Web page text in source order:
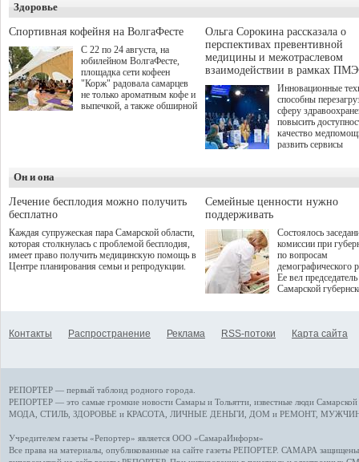
а сам он
Здоровье
Спортивная кофейня на ВолгаФесте
С 22 по 24 августа, на
юбилейном ВолгаФесте,
площадка сети кофеен
"Корж" радовала самарцев
не только ароматным кофе и
выпечкой, а также обширной
Ольга Сорокина рассказала о
перспективах превентивной
медицины и межотраслевом
взаимодействии в рамках
Инновационные
способны
сферу
повысить
качество
развить сервисы
определенными
К ним можно
возникающие при
данными
более динамичного
проникновения
сегмент
отраслевое
рассказала Ольга
ходе сессии
качества жизни" в
ПМЭФ 2025. В
РФ Михаил
представители
Он и она
Лечение бесплодия можно получить
бесплатно
Каждая супружеская пара Самарской области,
которая столкнулась с проблемой бесплодия,
имеет право получить медицинскую помощь в
Центре планирования семьи и репродукции.
Семейные ценности нужно
поддерживать
Состоялось
комиссии при
по вопросам
демографического
Ее вел председатель
Самарской
Контакты Распространение Реклама RSS-потоки Карта сайта
РЕПОРТЕР — первый таблоид родного города.
РЕПОРТЕР — это самые громкие новости Самары и Тольятти, известные люди
МОДА, СТИЛЬ ЗДОРОВЬЕ и КРАСОТА ЛИЧНЫЕ ДЕНЬГИ ДОМ и РЕМОНТ,
Учредителем газеты «Репортер» является ООО «СамараИнформ»
Все права на материалы, опубликованные на сайте газеты РЕПОРТЕР. САМАРА защищены.